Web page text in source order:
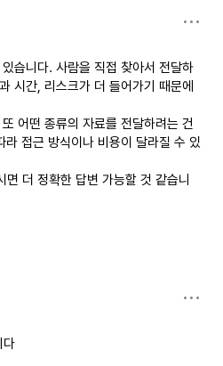
습니다. 사람을 직접 찾아서 전달하
시간, 리스크가 더 들어가기 때문에
어떤 종류의 자료를 전달하려는 건
접근 방식이나 비용이 달라질 수 있
더 정확한 답변 가능할 것 같습니
다